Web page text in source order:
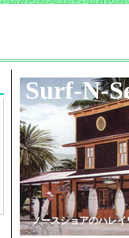
Surf-N-
ノースショアのハレ